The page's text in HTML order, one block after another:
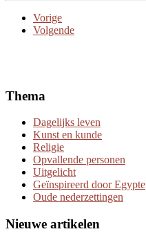
Vorige
Volgende
Thema
Dagelijks leven
Kunst en kunde
Religie
Opvallende personen
Uitgelicht
Geïnspireerd door Egypte
Oude nederzettingen
Nieuwe artikelen